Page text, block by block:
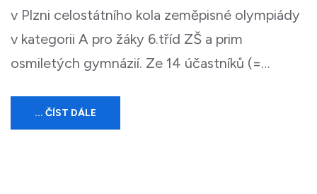
v Plzni celostátního kola zeměpisné olympiády
v kategorii A pro žáky 6.tříd ZŠ a prim
osmiletých gymnázií. Ze 14 účastníků (=…
... ČÍST DÁLE